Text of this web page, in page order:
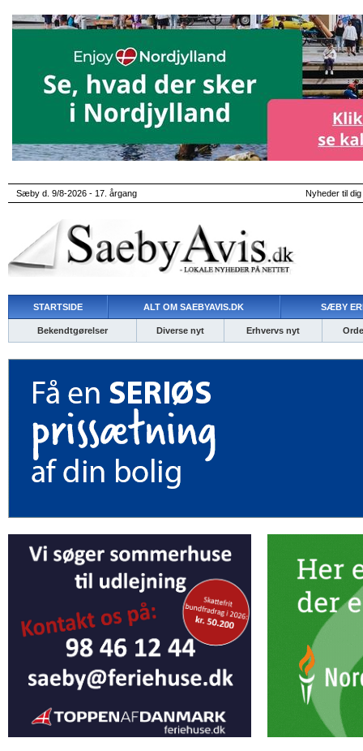
Sæby d. 9/8-2026 - 17. årgang Nyheder til
STARTSIDE ALT OM SAEBYAVIS.DK SÆBY
Bekendtgørelser Diverse nyt Erhvervs nyt